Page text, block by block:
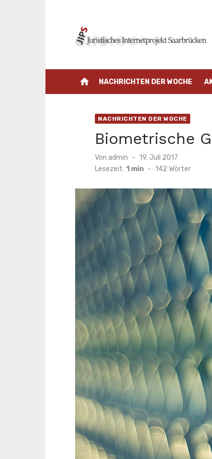
home NACHRICHTEN DER WOCHE
NACHRICHTEN DER WOCHE
Biometrische
Von admin
Veröffentlicht
am
19. Juli 2017
Lesezeit: 1 min - 142 Wörter